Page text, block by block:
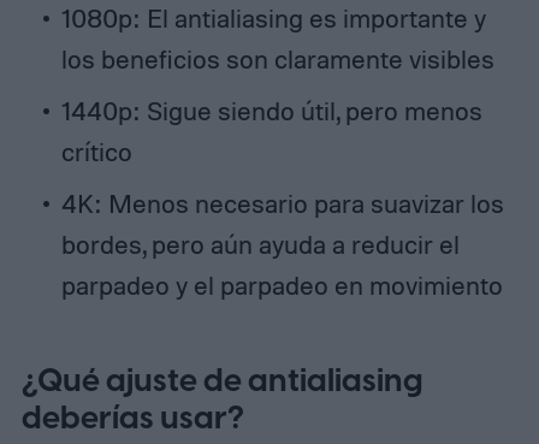
1080p: El antialiasing es importante y
los beneficios son claramente visibles
1440p: Sigue siendo útil, pero menos
crítico
4K: Menos necesario para suavizar los
bordes, pero aún ayuda a reducir el
parpadeo y el parpadeo en movimiento
¿Qué ajuste de antialiasing
deberías usar?